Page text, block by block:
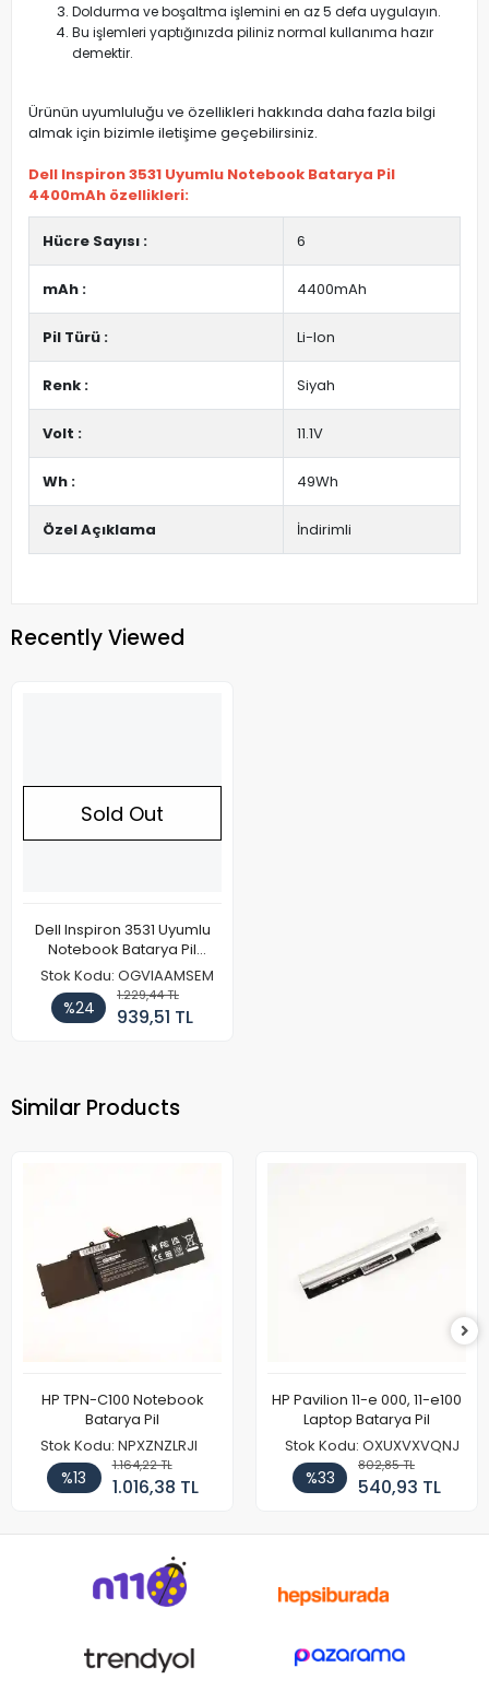
Doldurma ve boşaltma işlemini en az 5 defa uygulayın.
Bu işlemleri yaptığınızda piliniz normal kullanıma hazır
demektir.
Ürünün uyumluluğu ve özellikleri hakkında daha fazla bilgi
almak için bizimle iletişime geçebilirsiniz.
Dell Inspiron 3531 Uyumlu Notebook Batarya Pil
4400mAh özellikleri:
Hücre Sayısı : 6
mAh : 4400mAh
Pil Türü : Li-Ion
Renk : Siyah
Volt : 11.1V
Wh : 49Wh
Özel Açıklama İndirimli
Recently Viewed
Sold Out
Dell Inspiron 3531 Uyumlu
Notebook Batarya Pil
4400mAh
Stok Kodu: OGVIAAMSEM
%24
1.229,44 TL
939,51 TL
Similar Products
HP TPN-C100 Notebook
Batarya Pil
Stok Kodu: NPXZNZLRJI
%13
1.164,22 TL
1.016,38 TL
HP Pavilion 11-e 000, 11-e100
Laptop Batarya Pil
Stok Kodu: OXUXVXVQNJ
%33
802,85 TL
540,93 TL